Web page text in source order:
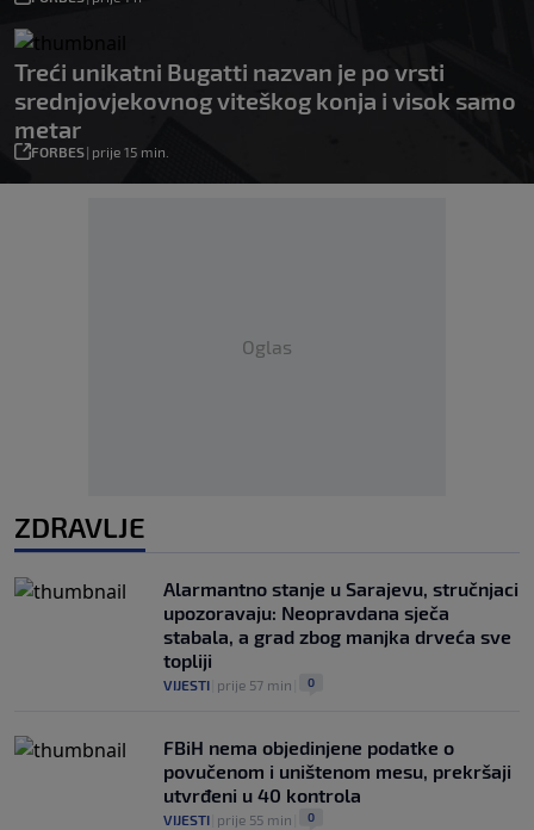
Treći unikatni Bugatti nazvan je po vrsti
srednjovjekovnog viteškog konja i visok samo
metar
FORBES| prije 15 min.
Oglas
ZDRAVLJE
Alarmantno stanje u Sarajevu, stručnjaci
upozoravaju: Neopravdana sječa
stabala, a grad zbog manjka drveća sve
topliji
VIJESTI prije 57 min 0
FBiH nema objedinjene podatke o
povučenom i uništenom mesu, prekršaji
utvrđeni u 40 kontrola
VIJESTI prije 55 min 0